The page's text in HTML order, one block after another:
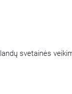
svetainės